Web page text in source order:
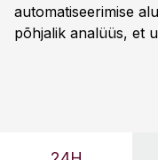
automatiseerimise
põhjalik analüüs, et